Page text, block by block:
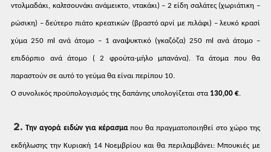
ντολμαδάκι, καλτσουνάκιανάμεικτο, ντακάκι) – 2 είδη σαλάτες(χωριάτικη –
ρώσικη) – δεύτερο πιάτο κρεατικών (βραστό αρνί με πιλάφι) –λευκό κρασί
χύμα 250 ml ανάάτομο – 1 αναψυκτικό (γκαζόζα) 250 ml ανάάτομο –
επιδόρπιο ανά άτομο ( 2 φρούτα-μήλομπανάνα). Τα άτομα που θα
παραστούν σε αυτό το γεύμα θα είναι περίπου 10.
Ο συνολικός προϋπολογισμός της δαπάνης υπολογίζεται στα 130,00 €.
2. Τηναγορά ειδών για κέρασμαπου θα πραγματοποιηθεί στο χώρο της
εκδήλωσης την Κυριακή 14 Νοεμβρίου και θα περιλαμβάνει:Μπουκιές με